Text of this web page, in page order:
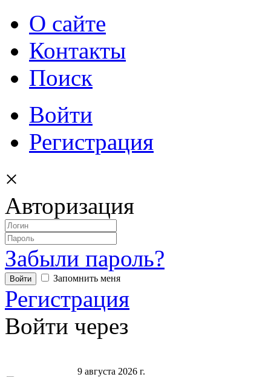
О сайте
Контакты
Поиск
Войти
Регистрация
×
Авторизация
Забыли пароль?
Запомнить меня
Регистрация
Войти через
9 августа 2026 г.